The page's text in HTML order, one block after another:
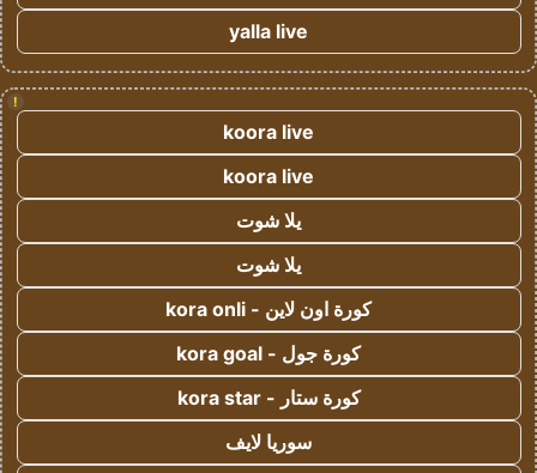
yalla live
!
koora live
koora live
يلا شوت
يلا شوت
كورة اون لاين - kora onli
كورة جول - kora goal
كورة ستار - kora star
سوريا لايف